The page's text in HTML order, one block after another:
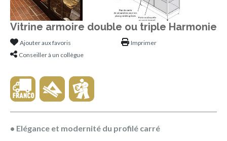
Vitrine armoire double ou triple Harmonie
Ajouter aux favoris
Conseiller à un collègue
Imprimer
• Elégance et modernité du profilé carré